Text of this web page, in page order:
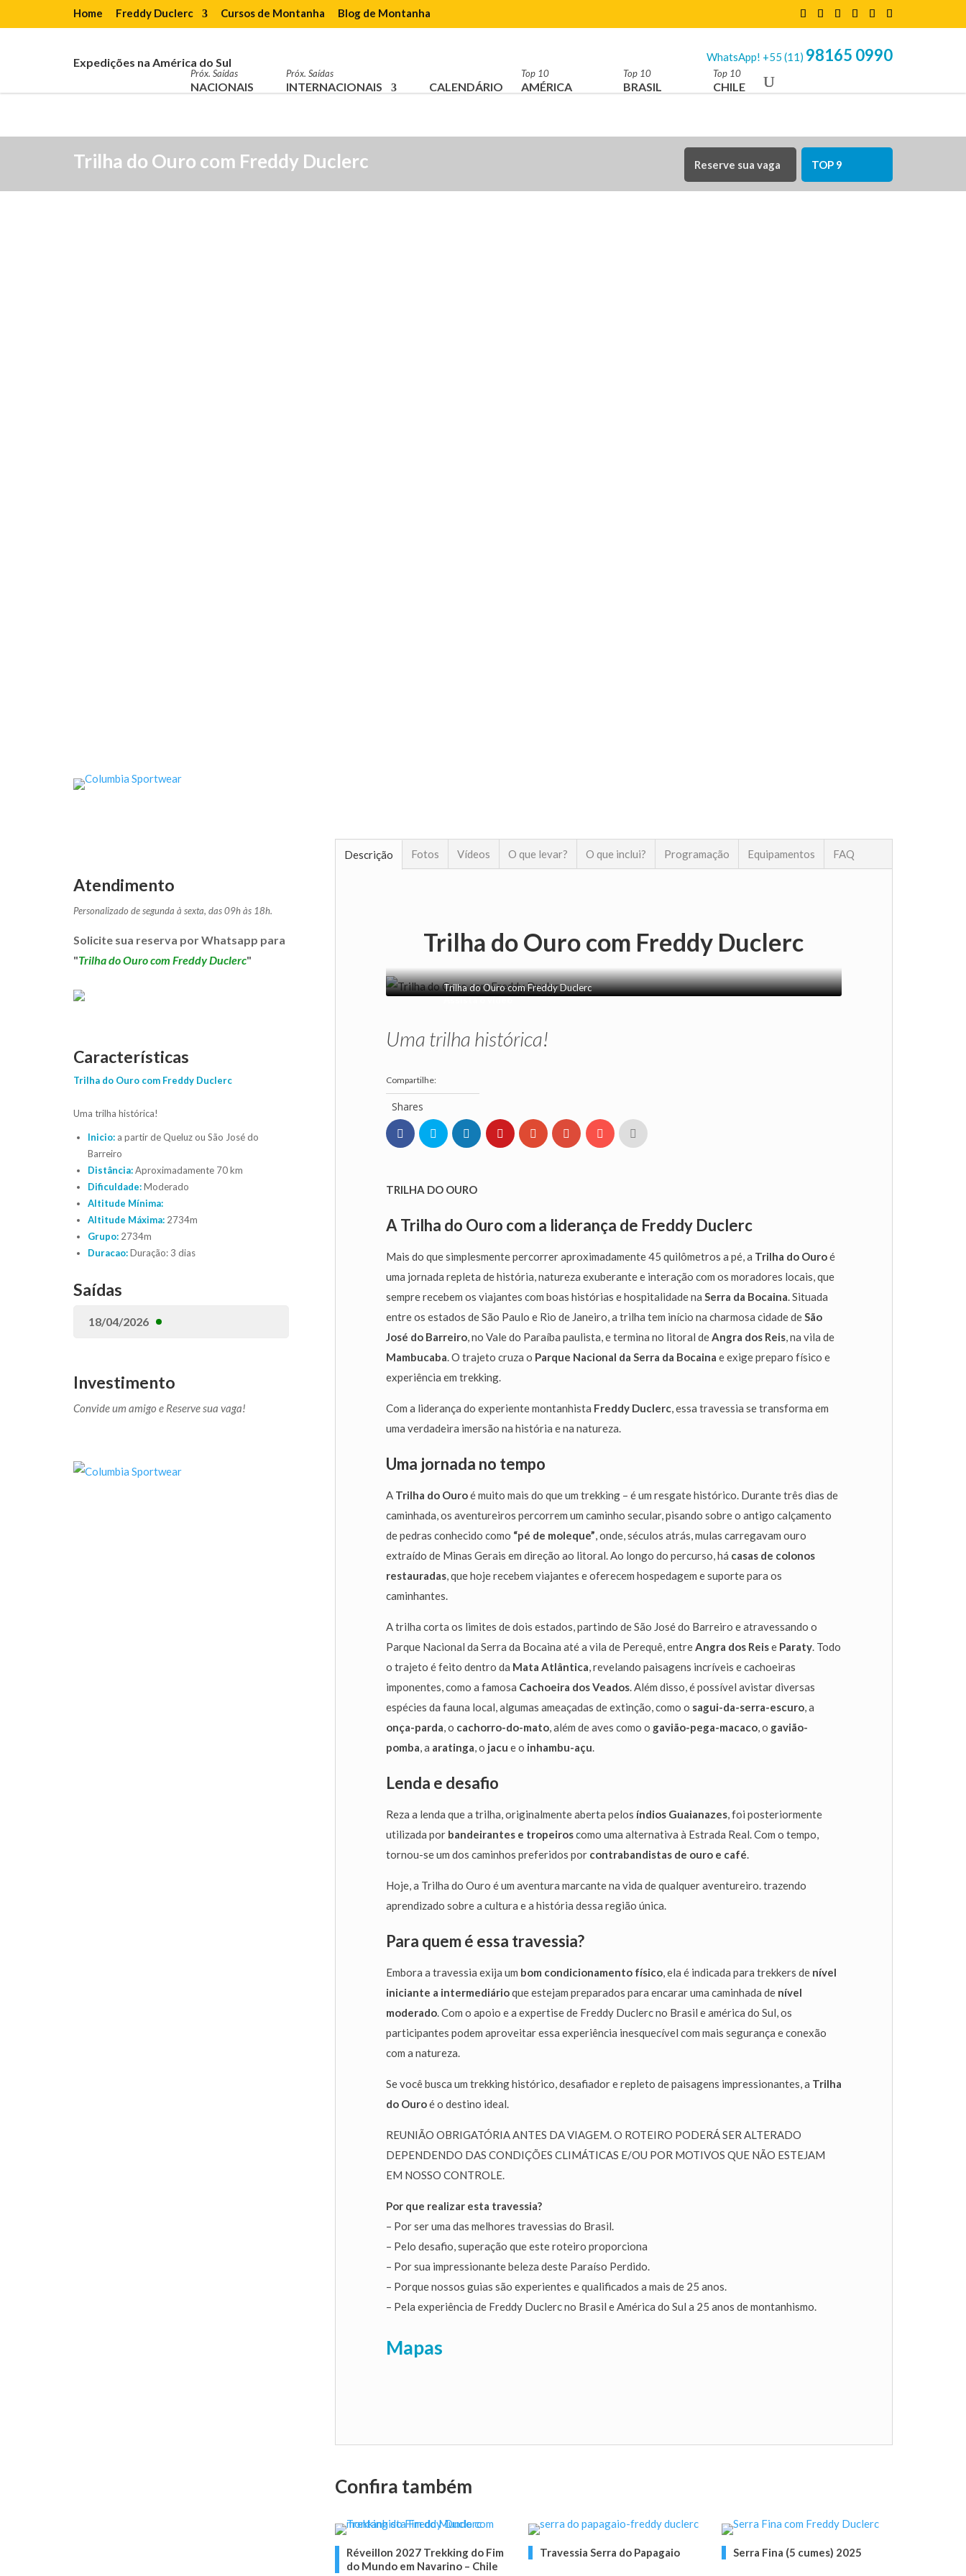
Home Freddy Duclerc Cursos de Montanha Blog de Montanha
Expedições na América do Sul WhatsApp! +55 (11) 98165 0990
Próx. Saídas
NACIONAIS
Próx. Saídas
INTERNACIONAIS CALENDÁRIO
Top 10
AMÉRICA
Top 10
BRASIL
Top 10
CHILE
Trilha do Ouro com Freddy Duclerc Reserve sua vaga TOP 9
Atendimento
Personalizado de segunda à sexta, das 09h às 18h.
Solicite sua reserva por Whatsapp para
"Trilha do Ouro com Freddy Duclerc"
Características
Trilha do Ouro com Freddy Duclerc
Uma trilha histórica!
Inicio: a partir de Queluz ou São José do
Barreiro
Distância:Aproximadamente 70 km
Dificuldade:Moderado
Altitude Mínima:
Altitude Máxima: 2734m
Grupo: 2734m
Duracao:Duração: 3 dias
Saídas
18/04/2026
Investimento
Convide um amigo e Reserve sua vaga!
Descrição Fotos Vídeos O que levar? O que inclui? Programação Equipamentos FAQ
Trilha do Ouro com Freddy Duclerc
Trilha do Ouro com Freddy Duclerc
Assista o vídeo
Uma trilha histórica!
Shares
TRILHA DO OURO
A Trilha do Ouro com a liderança de Freddy Duclerc
Mais do que simplesmente percorrer aproximadamente 45 quilômetros a pé, a Trilha do Ouroé
uma jornada repleta de história, natureza exuberante e interação com os moradores locais, que
sempre recebem os viajantes com boas histórias e hospitalidade na Serra da Bocaina. Situada
entre os estados de São Paulo e Rio de Janeiro, a trilha tem início na charmosa cidade deSão
José do Barreiro, no Vale do Paraíba paulista, e termina no litoral deAngra dos Reis, na vila de
Mambucaba. O trajeto cruza o Parque Nacional da Serra da Bocaina e exige preparo físico e
experiência em trekking.
Com a liderança do experiente montanhista Freddy Duclerc, essa travessia se transforma em
uma verdadeira imersão na história e na natureza.
Uma jornada no tempo
A Trilha do Ouroé muito mais do que um trekking – é um resgate histórico. Durante três dias de
caminhada, os aventureiros percorrem um caminho secular, pisando sobre o antigo calçamento
de pedras conhecido como “pé de moleque”, onde, séculos atrás, mulas carregavam ouro
extraído de Minas Gerais em direção ao litoral. Ao longo do percurso, há casas de colonos
restauradas, que hoje recebem viajantes e oferecem hospedagem e suporte para os
caminhantes.
A trilha corta os limites de dois estados, partindo de São José do Barreiro e atravessando o
Parque Nacional da Serra da Bocaina até a vila de Perequê, entreAngra dos Reise Paraty. Todo
o trajeto é feito dentro da Mata Atlântica, revelando paisagens incríveis e cachoeiras
imponentes, como a famosa Cachoeira dos Veados. Além disso, é possível avistar diversas
espécies da fauna local, algumas ameaçadas de extinção, como o sagui-da-serra-escuro, a
onça-parda, o cachorro-do-mato, além de aves como o gavião-pega-macaco, o gavião-
pomba, a aratinga, o jacu e o inhambu-açu.
Lenda e desafio
Reza a lenda que a trilha, originalmente aberta pelos índios Guaianazes, foi posteriormente
utilizada por bandeirantes e tropeiroscomo uma alternativa à Estrada Real. Com o tempo,
tornou-se um dos caminhos preferidos por contrabandistas de ouro e café.
Hoje, a Trilha do Ouro é um aventura marcante na vida de qualquer aventureiro. trazendo
aprendizado sobre a cultura e a história dessa região única.
Para quem é essa travessia?
Embora a travessia exija um bom condicionamento físico, ela é indicada para trekkers de nível
iniciante a intermediárioque estejam preparados para encarar uma caminhada de nível
moderado. Com o apoio e a expertise de Freddy Duclerc no Brasil e américa do Sul, os
participantes podem aproveitar essa experiência inesquecível com mais segurança e conexão
com a natureza.
Se você busca um trekking histórico, desafiador e repleto de paisagens impressionantes, a Trilha
do Ouroé o destino ideal.
REUNIÃO OBRIGATÓRIA ANTES DA VIAGEM. O ROTEIRO PODERÁ SER ALTERADO
DEPENDENDO DAS CONDIÇÕES CLIMÁTICAS E/OU POR MOTIVOS QUE NÃO ESTEJAM
EM NOSSO CONTROLE.
Por que realizar esta travessia?
– Por ser uma das melhores travessias do Brasil.
– Pelo desafio, superação que este roteiro proporciona
– Por sua impressionante beleza deste Paraíso Perdido.
– Porque nossos guias são experientes e qualificados a mais de 25 anos.
– Pela experiência de Freddy Duclerc no Brasil e América do Sul a 25 anos de montanhismo.
Mapas
Confira também
Réveillon 2027 Trekking do Fim
do Mundo em Navarino – Chile
Travessia Serra do Papagaio Serra Fina (5 cumes) 2025